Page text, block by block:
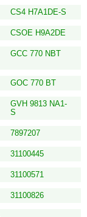
CS4 H7A1DE-S
CSOE H9A2DE
GCC 770 NBT
GOC 770 BT
GVH 9813 NA1-
S
7897207
31100445
31100571
31100826